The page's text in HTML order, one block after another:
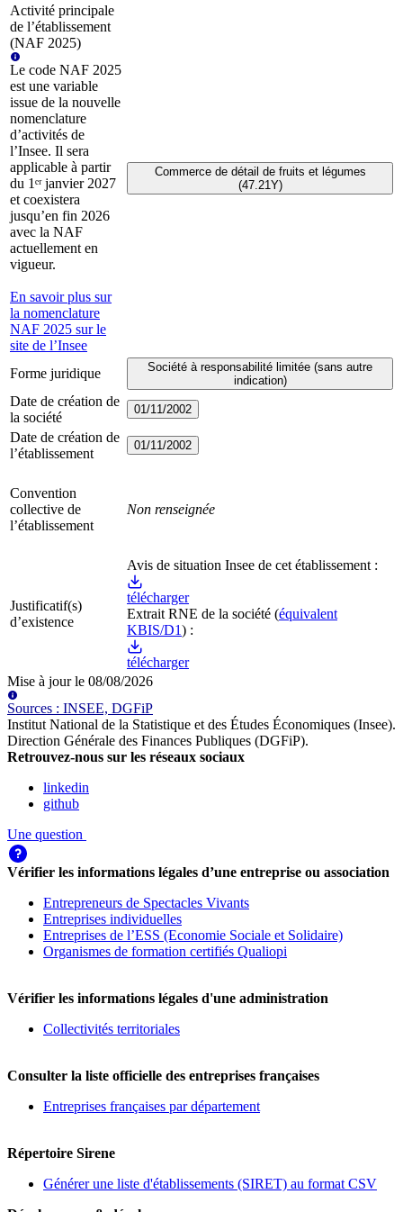
Activité principale
de l’établissement
(NAF 2025)
Le code NAF 2025
est une variable
issue de la nouvelle
nomenclature
d’activités de
l’Insee. Il sera
applicable à partir
du 1ᵉʳ janvier 2027
et coexistera
jusqu’en fin 2026
avec la NAF
actuellement en
vigueur.
En savoir plus sur
la nomenclature
NAF 2025 sur le
site de l’Insee
Commerce de détail de fruits et légumes
(47.21Y)
Forme juridique
Société à responsabilité limitée (sans autre
indication)
Date de création de
la société
01/11/2002
Date de création de
l’établissement
01/11/2002
Convention
collective de
l’établissement
Non renseignée
Justificatif(s)
d’existence
Avis de situation Insee de cet établissement :
télécharger
Extrait RNE de la société (équivalent
KBIS/D1) :
télécharger
Mise à jour le 08/08/2026
Sources : INSEE, DGFiP
Institut National de la Statistique et des Études Économiques (Insee).
Direction Générale des Finances Publiques (DGFiP).
Retrouvez-nous sur les réseaux sociaux
linkedin
github
Une question
Vérifier les informations légales d’une entreprise ou association
Entrepreneurs de Spectacles Vivants
Entreprises individuelles
Entreprises de l’ESS (Economie Sociale et Solidaire)
Organismes de formation certifiés Qualiopi
Vérifier les informations légales d'une administration
Collectivités territoriales
Consulter la liste officielle des entreprises françaises
Entreprises françaises par département
Répertoire Sirene
Générer une liste d'établissements (SIRET) au format CSV